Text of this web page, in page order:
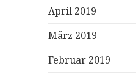
April 2019
März 2019
Februar 2019